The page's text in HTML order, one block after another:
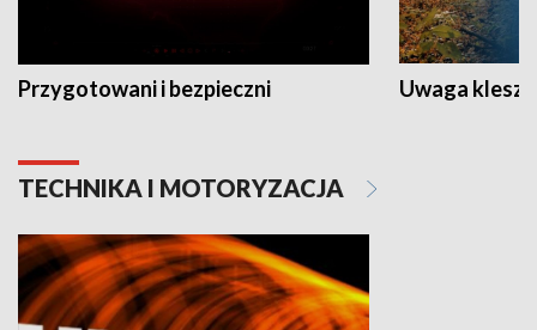
Przygotowani i bezpieczni Uwaga
TECHNIKA I MOTORYZACJA